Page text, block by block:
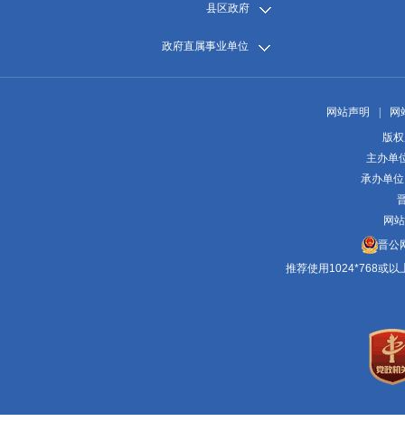
县区政府
政府直属事业单位
网站声明
网
版
主办单
承办单
网
晋公
推荐使用1024*768或以